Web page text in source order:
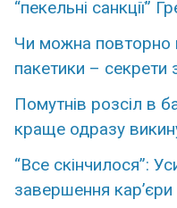
“пекельні санкції”
Чи можна повторно
пакетики – секрети
Помутнів розсіл в
краще одразу
“Все скінчилося”:
завершення кар’єри